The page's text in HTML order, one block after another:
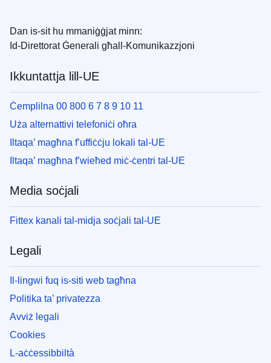
Dan is-sit hu mmaniġġjat minn:
Id-Direttorat Ġenerali għall-Komunikazzjoni
Ikkuntattja lill-UE
Ċemplilna 00 800 6 7 8 9 10 11
Uża alternattivi telefoniċi oħra
Iltaqa’ magħna f’uffiċċju lokali tal-UE
Iltaqa’ magħna f’wieħed miċ-ċentri tal-UE
Media soċjali
Fittex kanali tal-midja soċjali tal-UE
Legali
Il-lingwi fuq is-siti web tagħna
Politika ta’ privatezza
Avviż legali
Cookies
L-aċċessibbiltà